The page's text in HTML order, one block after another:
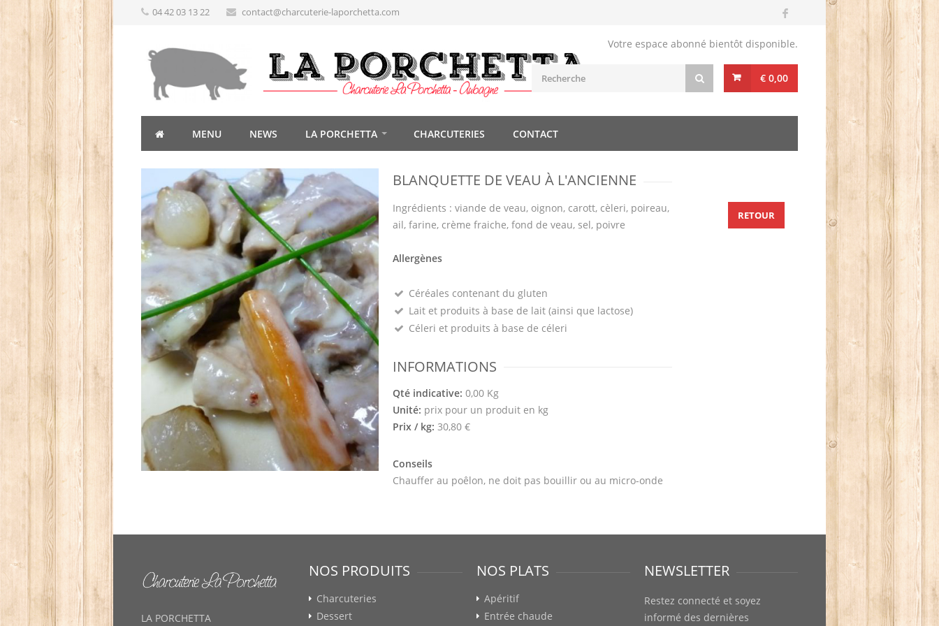
04 42 03 13 22 contact@charcuterie-laporchetta.com
Votre espace abonné bientôt disponible.
€ 0,00
MENU NEWS LA PORCHETTA CHARCUTERIES CONTACT
BLANQUETTE DE VEAU À L'ANCIENNE
Ingrédients : viande de veau, oignon, carott, cèleri, poireau,
ail, farine, crème fraiche, fond de veau, sel, poivre
Allergènes
Céréales contenant du gluten
Lait et produits à base de lait (ainsi que lactose)
Céleri et produits à base de céleri
INFORMATIONS
Qté indicative: 0,00 Kg
Unité: prix pour un produit en kg
Prix / kg: 30,80 €
Conseils
Chauffer au poêlon, ne doit pas bouillir ou au micro-onde
RETOUR
LA PORCHETTA
NOS PRODUITS
Charcuteries
Dessert
NOS PLATS
Apéritif
Entrée chaude
NEWSLETTER
Restez connecté et soyez
informé des dernières